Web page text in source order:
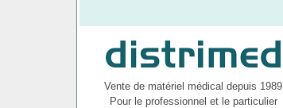
Vente de matériel médical depuis 1989
Pour le professionnel et le particulier